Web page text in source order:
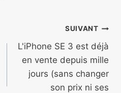
SUIVANT
L'iPhone SE 3 est déjà
en vente depuis mille
jours (sans changer
son prix ni ses